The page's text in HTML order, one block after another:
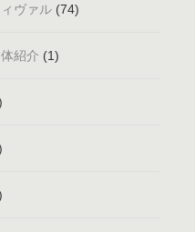
ヴァル(74)
紹介 (1)